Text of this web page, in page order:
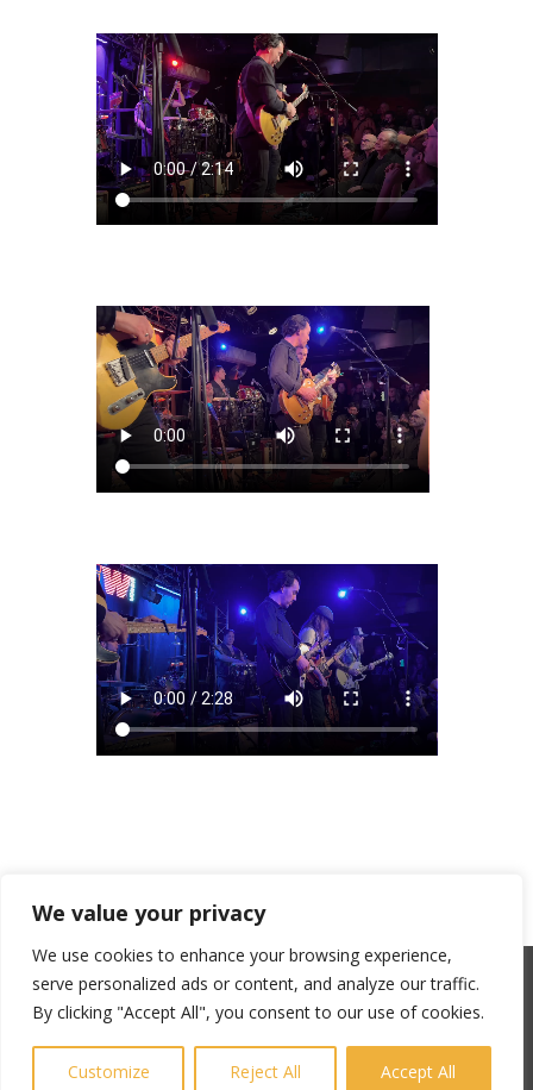
We value your privacy
We use cookies to enhance your browsing experience,
serve personalized ads or content, and analyze our traffic.
By clicking "Accept All", you consent to our use of cookies.
Customize Reject All Accept All
SACEM : 101735096 – ©Copyright Zicline 1998 –
Any reproduction prohibited